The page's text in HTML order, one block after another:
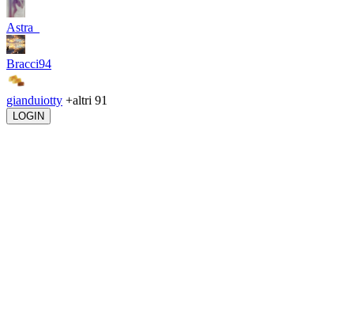
Astra_
Bracci94
gianduiotty +altri 91
LOGIN